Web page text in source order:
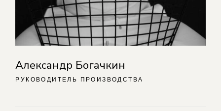
Александр Богачкин
РУКОВОДИТЕЛЬ ПРОИЗВОДСТВА